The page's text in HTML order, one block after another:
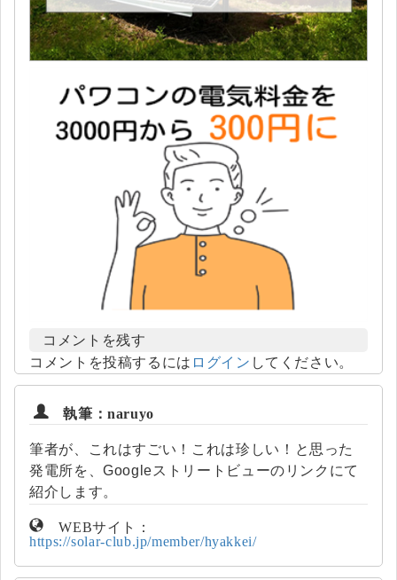
コメントを残す
コメントを投稿するには ログイン してください。
執筆：naruyo
筆者が、これはすごい！これは珍しい！と思った
発電所を、Googleストリートビューのリンクにて
紹介します。
WEBサイト：
https://solar-club.jp/member/hyakkei/